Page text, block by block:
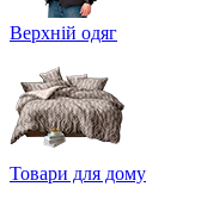
Верхній одяг
Товари для дому